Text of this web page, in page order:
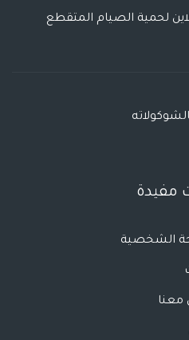
لحمية الصيام المتقطع
مفيدة
الشخصية
معنا